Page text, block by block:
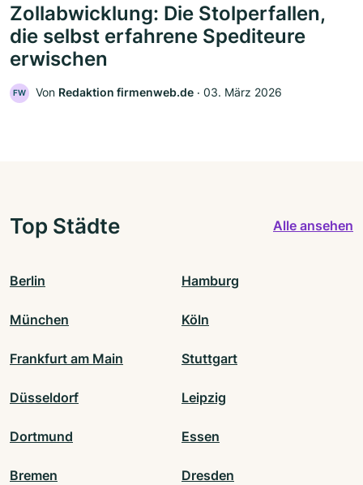
Zollabwicklung: Die Stolperfallen,
die selbst erfahrene Spediteure
erwischen
FW Von Redaktion firmenweb.de ‧ 03. März 2026
Top Städte Alle ansehen
Berlin Hamburg
München Köln
Frankfurt am Main Stuttgart
Düsseldorf Leipzig
Dortmund Essen
Bremen Dresden